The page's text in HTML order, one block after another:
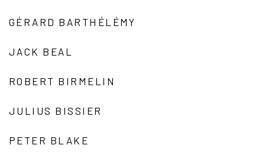
GÉRARD BARTHÉLÉMY
JACK BEAL
ROBERT BIRMELIN
JULIUS BISSIER
PETER BLAKE